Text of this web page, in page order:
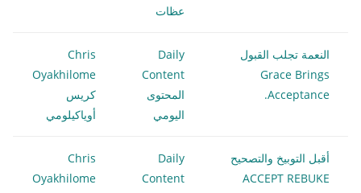
عظات
النعمة تجلب القبول
Grace Brings
Acceptance.
Daily
Content
المحتوى
اليومي
Chris
Oyakhilome
كريس
أوياكيلومي
أقبل التوبيخ والتصحيح
ACCEPT REBUKE
Daily
Content
Chris
Oyakhilome